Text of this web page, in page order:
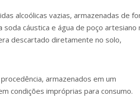
alcoólicas vazias, armazenadas de
cáustica e água de poço artesiano
descartado diretamente no solo,
armazenados em um
condições impróprias para consumo.